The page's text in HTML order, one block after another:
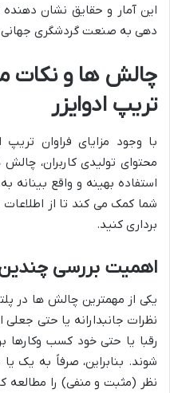
این آمار و حقایق نشان
دهی به صنعت گردشگری
چالش ها و نکات
تریپ ادوایزر
با وجود مزایای فراوان تریپ
محتوای تولیدی کاربران،
استفاده بهینه و واقع بینانه
شما کمک می کند تا از
برداری کنید.
اهمیت بررسی
یکی از مهمترین چالش ها در
نظرات جانبدارانه یا حتی
رقبا یا حتی خود کسب وکارها
شوند. بنابراین، صرفاً به یک
نظر (مثبت و منفی) را مطالعه